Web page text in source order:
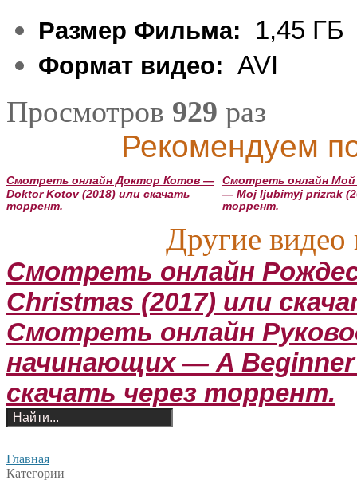
Размер Фильма: 1,45 ГБ
Формат видео: AVI
Просмотров 929 раз
Рекомендуем
Смотреть онлайн Доктор Котов —
Doktor Kotov (2018) или скачать
торрент.
Смотреть онлайн
— Moj ljubimyj prizrak
торрент.
Другие видео
Смотреть онлайн
Christmas (2017) или
Смотреть онлайн
начинающих — A
скачать через торрент.
Главная
Категории